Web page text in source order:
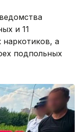
и 11
наркотиков, а
подпольных